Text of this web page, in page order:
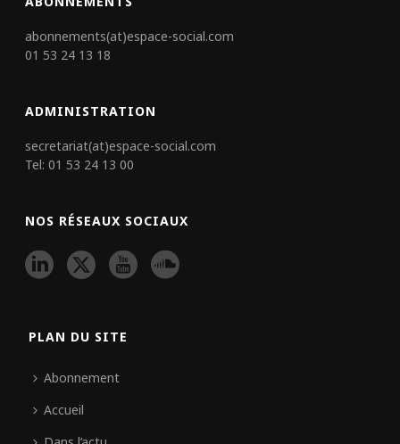
abonnements(at)espace-social.com
01 53 24 13 18
ADMINISTRATION
secretariat(at)espace-social.com
Tel: 01 53 24 13 00
NOS RÉSEAUX SOCIAUX
PLAN DU SITE
Abonnement
Accueil